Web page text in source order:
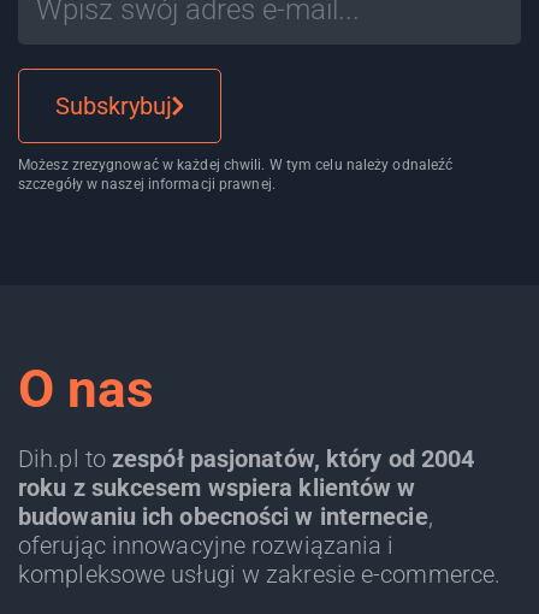
Subskrybuj
Możesz zrezygnować w każdej chwili. W tym celu należy odnaleźć
szczegóły w naszej informacji prawnej.
O nas
Dih.pl to zespół pasjonatów, który od 2004
roku z sukcesem wspiera klientów w
budowaniu ich obecności w internecie,
oferując innowacyjne rozwiązania i
kompleksowe usługi w zakresie e-commerce.